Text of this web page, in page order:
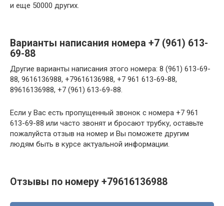
и еще 50000 других.
Варианты написания номера +7 (961) 613-
69-88
Другие варианты написания этого номера: 8 (961) 613-69-
88, 9616136988, +79616136988, +7 961 613-69-88,
89616136988, +7 (961) 613-69-88.
Если у Вас есть пропущенный звонок с номера +7 961
613-69-88 или часто звонят и бросают трубку, оставьте
пожалуйста отзыв на номер и Вы поможете другим
людям быть в курсе актуальной информации.
Отзывы по номеру +79616136988